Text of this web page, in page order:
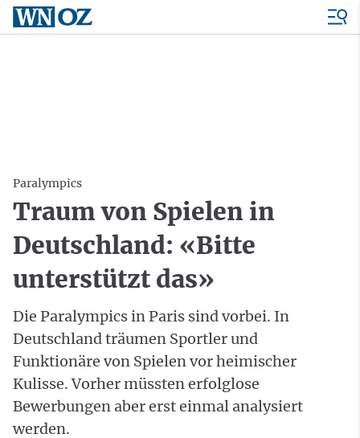
Paralympics
Traum von Spielen in
Deutschland: «Bitte
unterstützt das»
Die Paralympics in Paris sind vorbei. In
Deutschland träumen Sportler und
Funktionäre von Spielen vor heimischer
Kulisse. Vorher müssten erfolglose
Bewerbungen aber erst einmal analysiert
werden.